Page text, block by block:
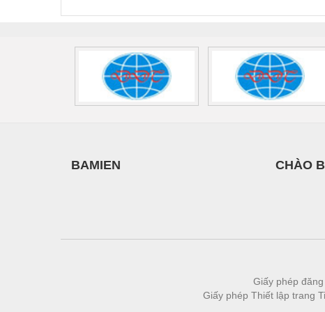
Vật liệu xây dựng
Vòng bi - Bạc đạn
Xe hơi - Phụ tùng
Xe máy - Phụ tùng
BAMIEN CHÀO
Giấy phép
Giấy phép Thiết lập trang